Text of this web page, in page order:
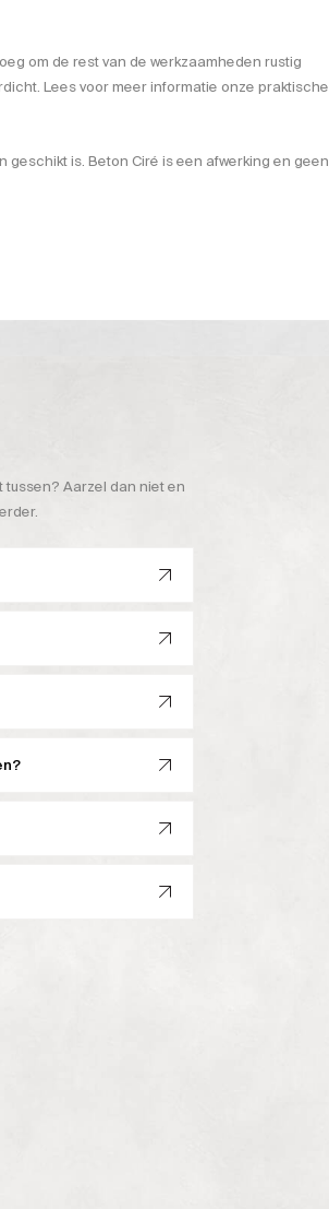
om de rest van de werkzaamheden rustig
Lees voor meer informatie onze praktische
geschikt is. Beton Ciré is een afwerking en geen
tussen? Aarzel dan niet en